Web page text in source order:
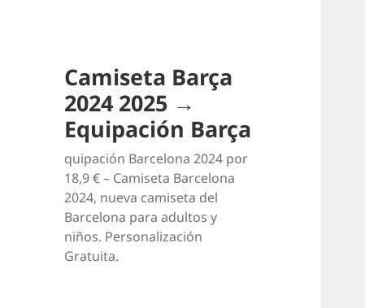
Camiseta Barça
2024 2025 →
Equipación Barça
quipación Barcelona 2024 por
18,9 € – Camiseta Barcelona
2024, nueva camiseta del
Barcelona para adultos y
niños. Personalización
Gratuita.